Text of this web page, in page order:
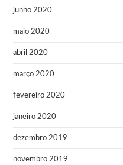
junho 2020
maio 2020
abril 2020
março 2020
fevereiro 2020
janeiro 2020
dezembro 2019
novembro 2019